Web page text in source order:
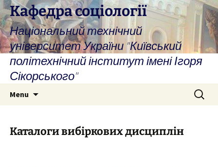
Skip
to
content
Кафедра соціології
Національний технічний
університет України "Київський
політехнічний інститут імені Ігоря
Сікорського"
Menu
Search
for:
Каталоги вибіркових дисциплін